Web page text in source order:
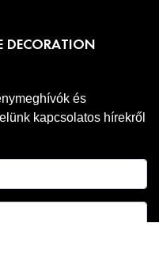
DECORATION
és
kapcsolatos hírekről